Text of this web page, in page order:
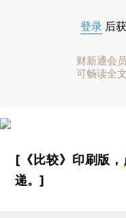
登录 后
财新通会员
可畅读全文
[《比较》印刷版，
递。]